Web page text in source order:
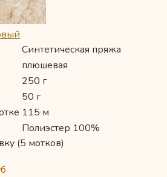
Синтетическая пряжа
плюшевая
250 г
50 г
115 м
Полиэстер 100%
(5 мотков)